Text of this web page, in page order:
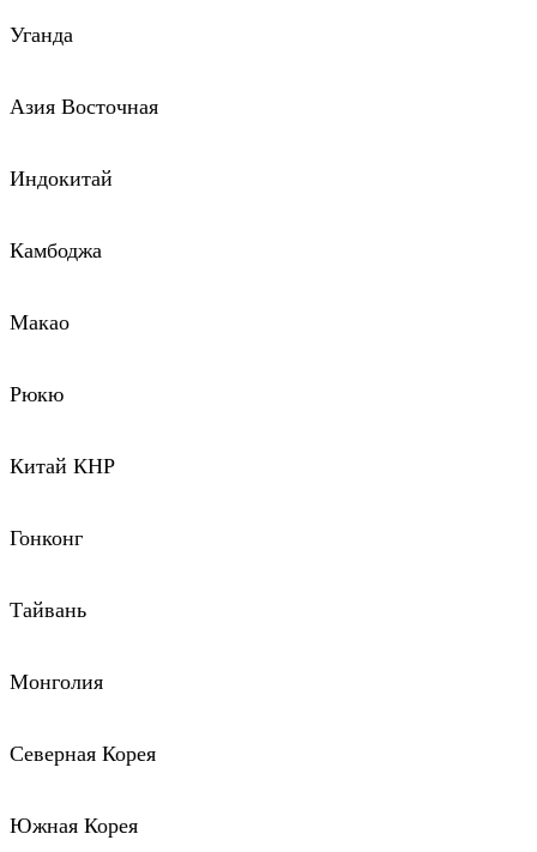
Уганда
Азия Восточная
Индокитай
Камбоджа
Макао
Рюкю
Китай КНР
Гонконг
Тайвань
Монголия
Северная Корея
Южная Корея